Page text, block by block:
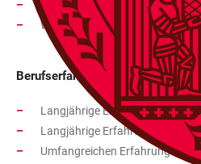
Informationsveranstaltungen
Workshops und Kurse zur
Berufserfahrung
Langjährige Erfahrungen als
Langjährige Erfahrung im
Umfangreichen Erfahrungen